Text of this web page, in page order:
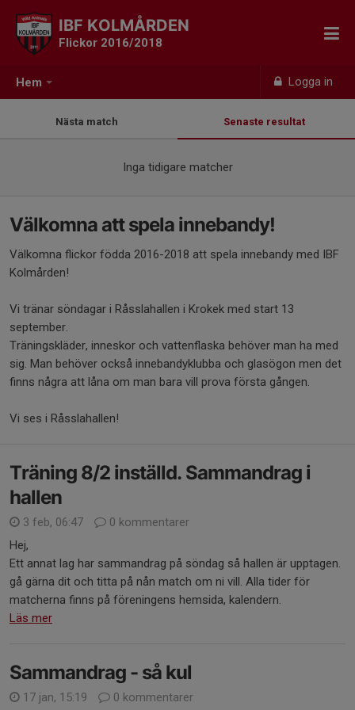
Hem Logga in
IBF KOLMÅRDEN
Flickor 2016/2018
Nästa match Senaste resultat
Inga tidigare matcher
Välkomna att spela innebandy!
Välkomna flickor födda 2016-2018 att spela innebandy med IBF
Kolmården!
Vi tränar söndagar i Råsslahallen i Krokek med start 13
september.
Träningskläder, inneskor och vattenflaska behöver man ha med
sig. Man behöver också innebandyklubba och glasögon men det
finns några att låna om man bara vill prova första gången.
Vi ses i Råsslahallen!
Träning 8/2 inställd. Sammandrag i
hallen
3 feb, 06:47
0 kommentarer
Hej,
Ett annat lag har sammandrag på söndag så hallen är upptagen.
gå gärna dit och titta på nån match om ni vill. Alla tider för
matcherna finns på föreningens hemsida, kalendern.
Läs mer
Sammandrag - så kul
17 jan, 15:19
0 kommentarer